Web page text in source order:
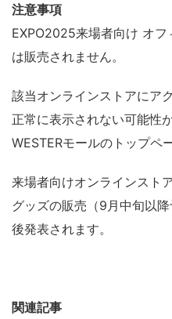
注意事項
EXPO2025来場者向け オ
は販売されません。
該当オンラインストアにア
正常に表示されない可能性
WESTERモールのトップペ
来場者向けオンラインスト
グッズの販売（9月中旬以
後発表されます。
関連記事